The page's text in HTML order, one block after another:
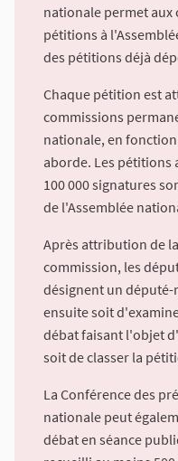
nationale permet aux
pétitions à
des pétitions déjà
Chaque pétition est
commissions
nationale, en
aborde. Les pétitions
100 000 signatures
de l'Assemblée
Après attribution de
commission, les
désignent un
ensuite soit
débat faisant l'objet
soit de classer la
La Conférence des
nationale peut
débat en séance